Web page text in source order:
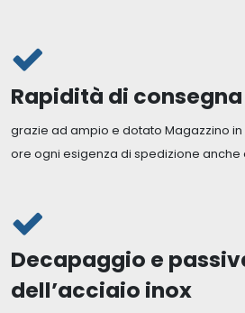
Rapidità di
grazie ad ampio e dotato Magazzino
ore ogni esigenza di spedizione anche
Decapaggio e
dell’acciaio inox